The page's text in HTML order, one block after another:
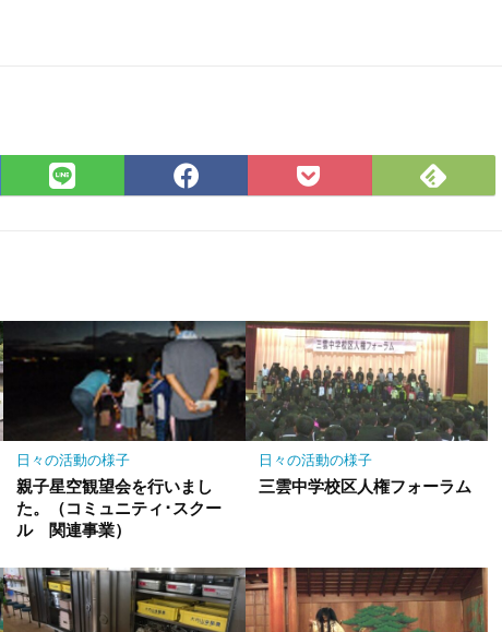
LINE
で
Facebook
で
Pocket
に
Feedly
で
日々の活動の様子
親子星空観望会を行いまし
た。（コミュニティ･スクー
ル 関連事業）
日々の活動の様子
三雲中学校区人権フォーラム